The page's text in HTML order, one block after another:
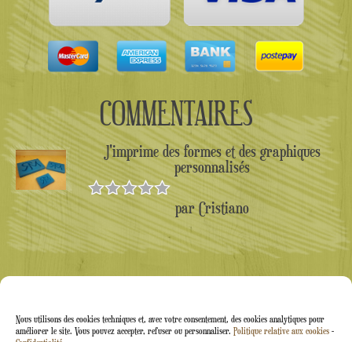
Nous utilisons des cookies techniques et, avec votre consentement, des cookies analytiques pour
améliorer le site. Vous pouvez accepter, refuser ou personnaliser. Politique relative aux cookies -
COMMENTAIRES
J'imprime des formes et des graphiques
personnalisés
Note 5sur
5
par Cristiano